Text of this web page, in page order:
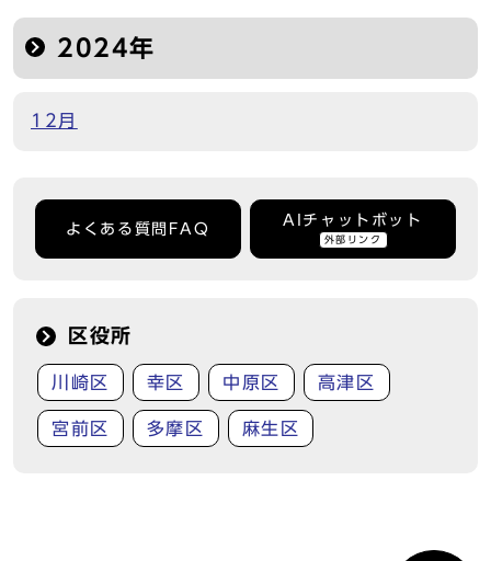
2024年
12月
よくある質問FAQ
AIチャットボット
外部リンク
区役所
川崎区 幸区 中原区 高津区
宮前区 多摩区 麻生区